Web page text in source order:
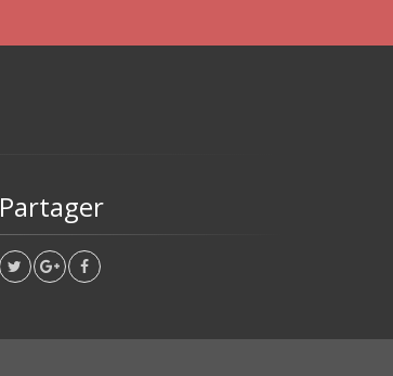
Partager